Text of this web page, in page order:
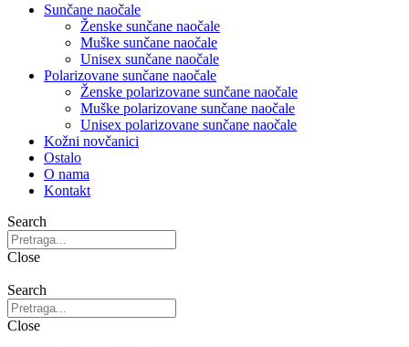
Sunčane naočale
Ženske sunčane naočale
Muške sunčane naočale
Unisex sunčane naočale
Polarizovane sunčane naočale
Ženske polarizovane sunčane naočale
Muške polarizovane sunčane naočale
Unisex polarizovane sunčane naočale
Kožni novčanici
Ostalo
O nama
Kontakt
Search
Close
Search
Close